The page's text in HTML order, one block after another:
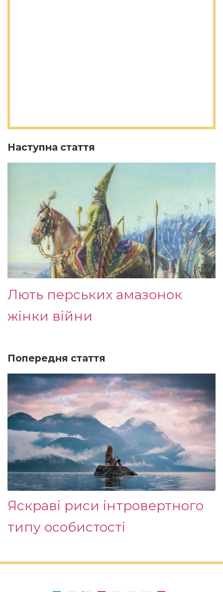
Наступна стаття
Лють перських амазонок
жінки війни
Попередня стаття
Яскраві риси інтровертного
типу особистості